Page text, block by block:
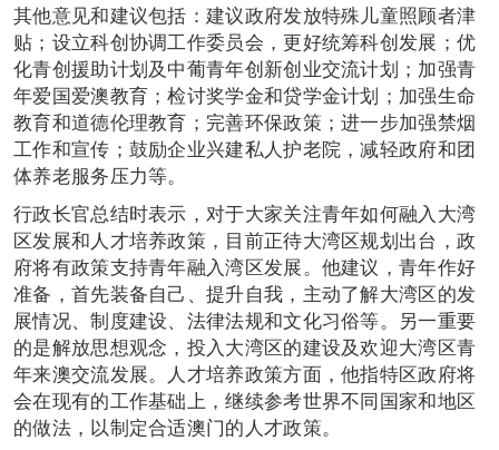
其他意见和建议包括：建议政府发放特殊儿童照顾者津
贴；设立科创协调工作委员会，更好统筹科创发展；优
化青创援助计划及中葡青年创新创业交流计划；加强青
年爱国爱澳教育；检讨奖学金和贷学金计划；加强生命
教育和道德伦理教育；完善环保政策；进一步加强禁烟
工作和宣传；鼓励企业兴建私人护老院，减轻政府和团
体养老服务压力等。
行政长官总结时表示，对于大家关注青年如何融入大湾
区发展和人才培养政策，目前正待大湾区规划出台，政
府将有政策支持青年融入湾区发展。他建议，青年作好
准备，首先装备自己、提升自我，主动了解大湾区的发
展情况、制度建设、法律法规和文化习俗等。另一重要
的是解放思想观念，投入大湾区的建设及欢迎大湾区青
年来澳交流发展。人才培养政策方面，他指特区政府将
会在现有的工作基础上，继续参考世界不同国家和地区
的做法，以制定合适澳门的人才政策。